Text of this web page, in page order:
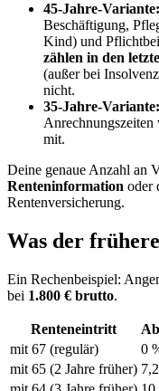
45-Jahre-Variante:
Beschäftigung,
Kind) und
zählen in den
(außer bei
nicht.
35-Jahre-Variante:
mit.
Deine genaue Anzahl an
Renteninformation oder
Rentenversicherung.
Was der
Ein Rechenbeispiel:
bei 1.800 € brutto.
Renteneintritt
mit 67 (regulär)
0
mit 65 (2 Jahre früher)